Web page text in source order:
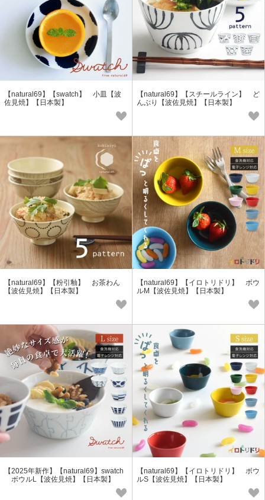
【natural69】【swatch】 小皿【波
佐見焼】【日本製】
【natural69】【スチールライン】 ど
んぶり【波佐見焼】【日本製】
【natural69】【粉引釉】 お茶わん
【波佐見焼】【日本製】
【natural69】【イロトリドリ】 ボウ
ルM【波佐見焼】【日本製】
【2025年新作】【natural69】swatch
ボウルL【波佐見焼】【日本製】
【natural69】【イロトリドリ】 ボウ
ルS【波佐見焼】【日本製】